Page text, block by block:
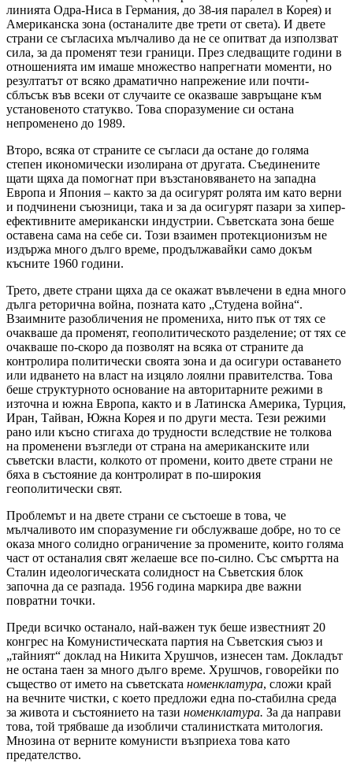
линията Одра-Ниса в Германия, до 38-ия паралел в Корея) и
Американска зона (останалите две трети от света). И двете
страни се съгласиха мълчаливо да не се опитват да използват
сила, за да променят тези граници. През следващите години в
отношенията им имаше множество напрегнати моменти, но
резултатът от всяко драматично напрежение или почти-
сблъсък във всеки от случаите се оказваше завръщане към
установеното статукво. Това споразумение си остана
непроменено до 1989.
Второ, всяка от страните се съгласи да остане до голяма
степен икономически изолирана от другата. Съединените
щати щяха да помогнат при възстановяването на западна
Европа и Япония – както за да осигурят ролята им като верни
и подчинени съюзници, така и за да осигурят пазари за хипер-
ефективните американски индустрии. Съветската зона беше
оставена сама на себе си. Този взаимен протекционизъм не
издържа много дълго време, продължавайки само докъм
късните 1960 години.
Трето, двете страни щяха да се окажат въвлечени в една много
дълга реторична война, позната като „Студена война“.
Взаимните разобличения не промениха, нито пък от тях се
очакваше да променят, геополитическото разделение; от тях се
очакваше по-скоро да позволят на всяка от страните да
контролира политически своята зона и да осигури оставането
или идването на власт на изцяло лоялни правителства. Това
беше структурното основание на авторитарните режими в
източна и южна Европа, както и в Латинска Америка, Турция,
Иран, Тайван, Южна Корея и по други места. Тези режими
рано или късно стигаха до трудности вследствие не толкова
на променени възгледи от страна на американските или
съветски власти, колкото от промени, които двете страни не
бяха в състояние да контролират в по-широкия
геополитически свят.
Проблемът и на двете страни се състоеше в това, че
мълчаливото им споразумение ги обслужваше добре, но то се
оказа много солидно ограничение за промените, които голяма
част от останалия свят желаеше все по-силно. Със смъртта на
Сталин идеологическата солидност на Съветския блок
започна да се разпада. 1956 година маркира две важни
повратни точки.
Преди всичко останало, най-важен тук беше известният 20
конгрес на Комунистическата партия на Съветския съюз и
„тайният“ доклад на Никита Хрушчов, изнесен там. Докладът
не остана таен за много дълго време. Хрушчов, говорейки по
същество от името на съветската номенклатура, сложи край
на вечните чистки, с което предложи една по-стабилна среда
за живота и състоянието на тази номенклатура. За да направи
това, той трябваше да изобличи сталинистката митология.
Мнозина от верните комунисти възприеха това като
предателство.